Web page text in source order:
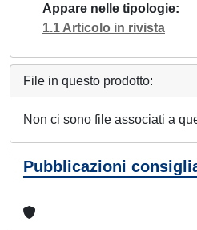
Appare nelle tipologie
1.1 Articolo in rivista
File in questo prodotto:
Non ci sono file associati a
Pubblicazioni